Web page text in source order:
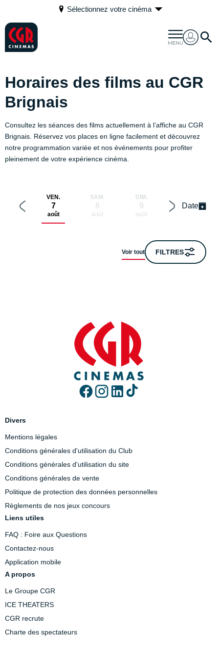
Sélectionnez votre cinéma
Horaires des films au CGR
Brignais
Consultez les séances des films actuellement à l’affiche au CGR
Brignais. Réservez vos places en ligne facilement et découvrez
notre programmation variée et nos événements pour profiter
pleinement de votre expérience cinéma.
VEN.
7
août
SAM.
8
août
DIM.
9
août
10
Date
Voir tout FILTRES
Divers
Mentions légales
Conditions générales d'utilisation du Club
Conditions générales d'utilisation du site
Conditions générales de vente
Politique de protection des données personnelles
Règlements de nos jeux concours
Liens utiles
FAQ : Foire aux Questions
Contactez-nous
Application mobile
A propos
Le Groupe CGR
ICE THEATERS
CGR recrute
Charte des spectateurs